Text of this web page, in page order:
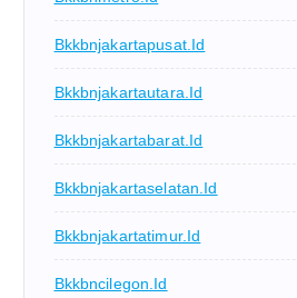
Bkkbnjakartapusat.id
Bkkbnjakartautara.id
Bkkbnjakartabarat.id
Bkkbnjakartaselatan.id
Bkkbnjakartatimur.id
Bkkbncilegon.id